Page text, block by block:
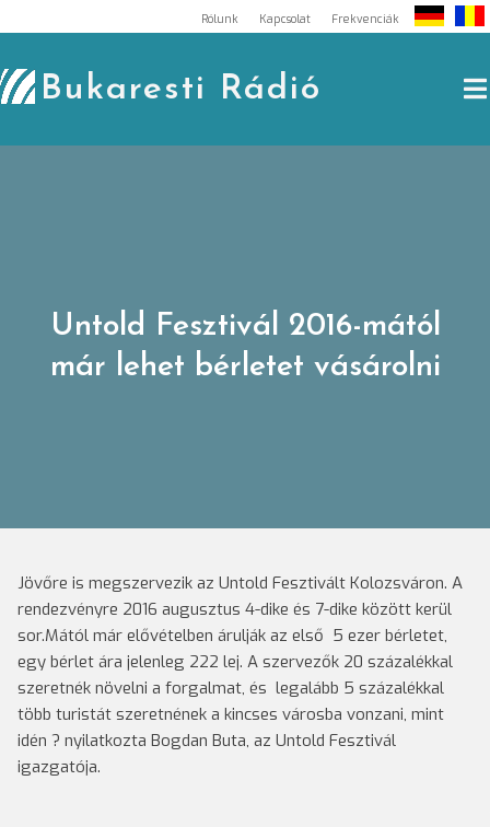
to
content
Rólunk Kapcsolat Frekvenciák
Bukaresti Rádió
Untold Fesztivál 2016-mától
már lehet bérletet vásárolni
Jövőre is megszervezik az Untold Fesztivált Kolozsváron. A
rendezvényre 2016 augusztus 4-dike és 7-dike között kerül
sor.Mától már elővételben árulják az első 5 ezer bérletet,
egy bérlet ára jelenleg 222 lej. A szervezők 20 százalékkal
szeretnék növelni a forgalmat, és legalább 5 százalékkal
több turistát szeretnének a kincses városba vonzani, mint
idén ? nyilatkozta Bogdan Buta, az Untold Fesztivál
igazgatója.